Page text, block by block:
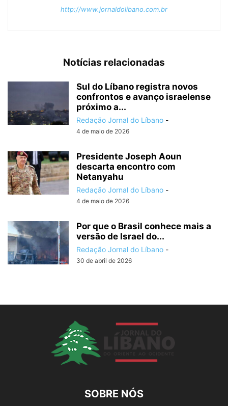
http://www.jornaldolibano.com.br
Notícias relacionadas
Sul do Líbano registra novos
confrontos e avanço israelense
próximo a...
Redação Jornal do Líbano -
4 de maio de 2026
Presidente Joseph Aoun
descarta encontro com
Netanyahu
Redação Jornal do Líbano -
4 de maio de 2026
Por que o Brasil conhece mais a
versão de Israel do...
Redação Jornal do Líbano -
30 de abril de 2026
SOBRE NÓS